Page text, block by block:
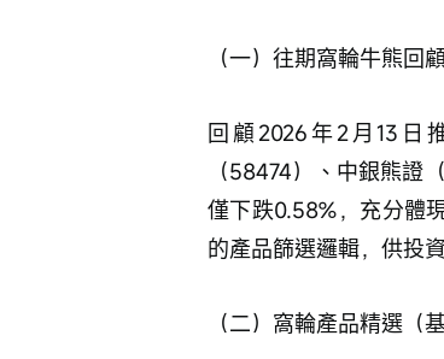
（一）往期窩輪牛熊回顧
回顧2026年2月13日
（58474）、中銀熊證
僅下跌0.58%，充分體
的產品篩選邏輯，供投
（二）窩輪產品精選（